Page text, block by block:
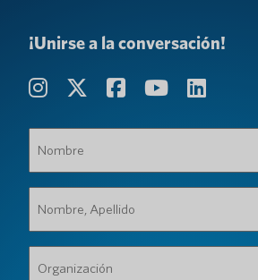
¡Unirse a la conversación!
(Requerido)
Apellido
(Requerido)
(Requerido)